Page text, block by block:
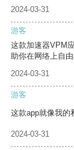
2024-03-31
游客
这款加速器VPM
助你在网络上自由
2024-03-31
游客
这款app就像我的
2024-03-31